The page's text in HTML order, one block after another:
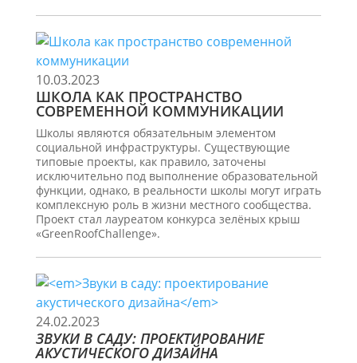
10.03.2023
ШКОЛА КАК ПРОСТРАНСТВО
СОВРЕМЕННОЙ КОММУНИКАЦИИ
Школы являются обязательным элементом
социальной инфраструктуры. Существующие
типовые проекты, как правило, заточены
исключительно под выполнение образовательной
функции, однако, в реальности школы могут играть
комплексную роль в жизни местного сообщества.
Проект стал лауреатом конкурса зелёных крыш
«GreenRoofChallenge».
24.02.2023
ЗВУКИ В САДУ: ПРОЕКТИРОВАНИЕ
АКУСТИЧЕСКОГО ДИЗАЙНА